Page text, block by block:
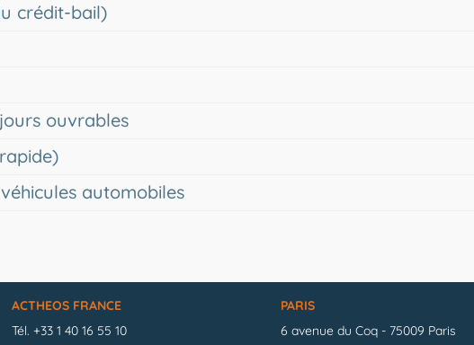
crédit-bail)
ouvrables
automobiles
ACTHEOS FRANCE
Tél. +33 1 40 16 55 10
PARIS
6 avenue du Coq - 75009 Paris